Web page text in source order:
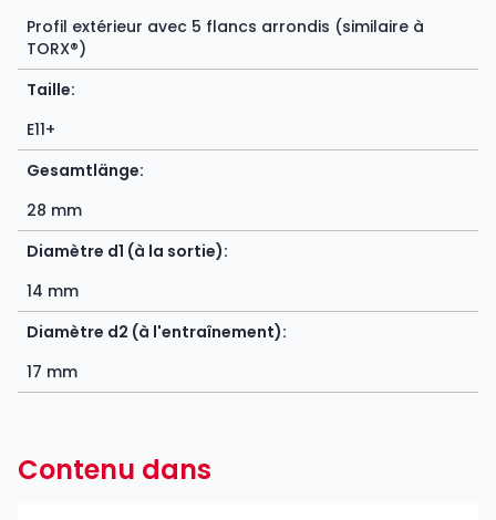
Profil extérieur avec 5 flancs arrondis (similaire à
TORX®)
Taille:
E11+
Gesamtlänge:
28 mm
Diamètre d1 (à la sortie):
14 mm
Diamètre d2 (à l'entraînement):
17 mm
Contenu dans